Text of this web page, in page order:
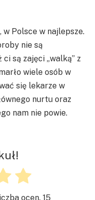
Polsce w najlepsze.
nie są
są zajęci „walką” z
wiele osób w
się lekarze w
nurtu oraz
nam nie powie.
ocen. 15